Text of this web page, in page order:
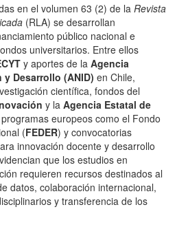
en el volumen 63 (2) de la Revista
(RLA) se desarrollan
público nacional e
universitarios. Entre ellos
y aportes de la Agencia
Desarrollo (ANID) en Chile,
científica, fondos del
y la Agencia Estatal de
europeos como el Fondo
(FEDER) y convocatorias
innovación docente y desarrollo
que los estudios en
requieren recursos destinados al
datos, colaboración internacional,
y transferencia de los